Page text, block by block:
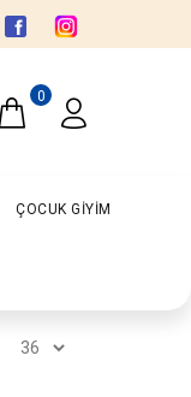
0
ÇOCUK GİYİM